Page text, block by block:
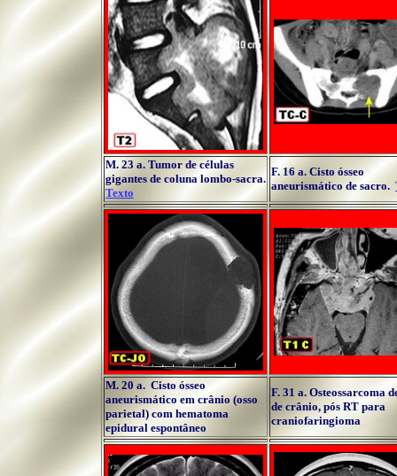
M. 23 a. Tumor de células
gigantes de coluna lombo-sacra.
Texto
F. 16 a. Cisto ósseo
aneurismático de sacro.
M. 20 a. Cisto ósseo
aneurismático em crânio (osso
parietal) com hematoma
epidural espontâneo
F. 31 a. Osteossarcoma
de crânio, pós RT para
craniofaringioma